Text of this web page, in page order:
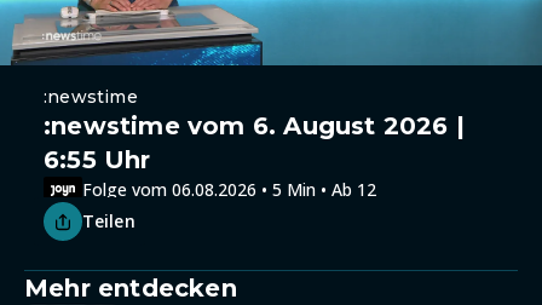
:newstime
:newstime vom 6. August 2026 |
6:55 Uhr
Folge vom 06.08.2026 • 5 Min • Ab 12
Teilen
Mehr entdecken